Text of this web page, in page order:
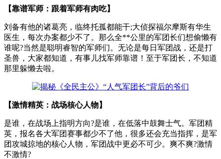
【靠谱军师：跟着军师有肉吃】
刘备有他的诸葛亮，临终托孤都能干;大侦探福尔摩斯有华生
医生，每次办案都少不了。那么全**公里的军团长们想偷懒有
谁呢?当然是聪明睿智的军师们。无论是每日军团战，还是打
圣兽，大家都知道，有事儿找军师靠谱！至于军团长，不知道
那里躲懒去啦。
【激情精英：战场核心人物】
是谁，在战场上指明方向?是谁，在低落中鼓舞士气。军团精
英，报名各大军团赛事都少不了他，很多还会充当指挥，是军
团攻城掠地的核心人物，军团战中更必不可少。爽不爽?激情
不激情?